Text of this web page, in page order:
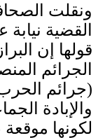
ونقلت
القضية
قولها إن
الجرائم
(جرائم
والإبادة
لكونها